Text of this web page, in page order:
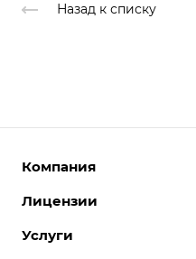
Назад к списку
Компания
О компании
Лицензии
Интернет-магазины
Услуги